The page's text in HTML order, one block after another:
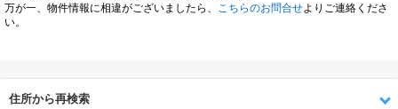
万が一、物件情報に相違がございましたら、
こちらのお問合せよりご連絡くださ
い。
住所から再検索